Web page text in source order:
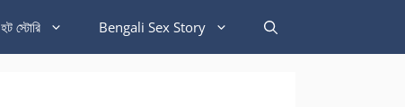
হট স্টোরি Bengali Sex Story